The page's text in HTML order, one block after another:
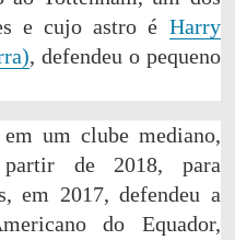
e cujo astro é Harry
, defendeu o pequeno
um clube mediano,
partir de 2018, para
em 2017, defendeu a
do Equador,